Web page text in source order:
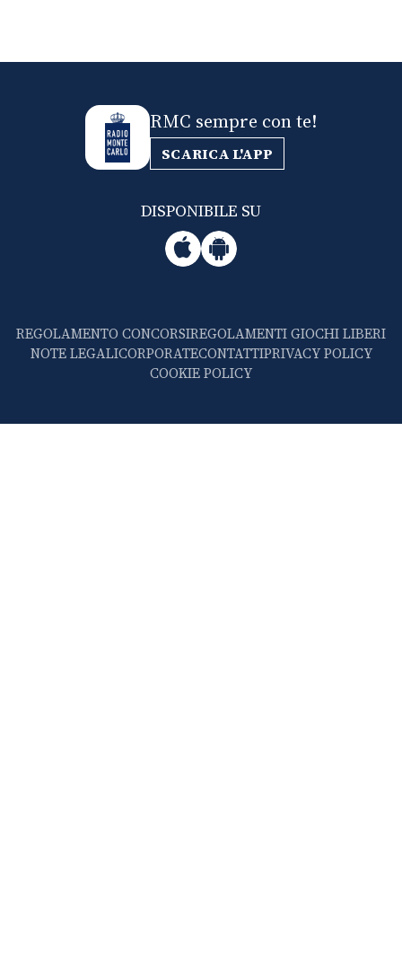
RMC sempre con te!
SCARICA L'APP
DISPONIBILE SU
REGOLAMENTO CONCORSIREGOLAMENTI GIOCHI LIBERI
NOTE LEGALICORPORATECONTATTIPRIVACY POLICY
COOKIE POLICY